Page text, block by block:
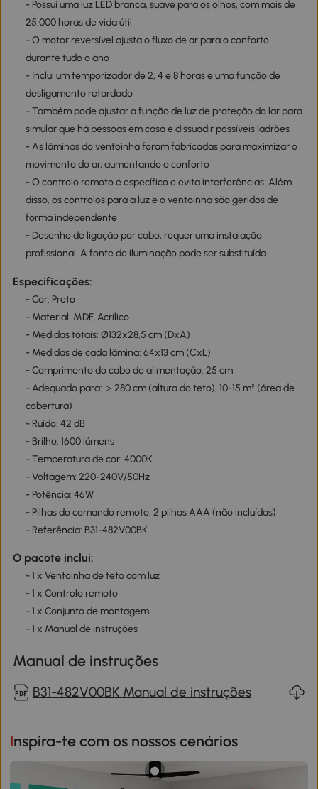
- Possui uma luz LED branca, suave para os olhos, com mais de
25.000 horas de vida útil
- O motor reversível ajusta o fluxo de ar para o conforto
durante tudo o ano
- Inclui um temporizador de 2, 4 e 8 horas e uma função de
desligamento retardado
- Também pode ajustar a função de luz de proteção do lar para
simular que há pessoas em casa e dissuadir possíveis ladrões
- As lâminas do ventoinha foram fabricadas para maximizar o
movimento do ar, aumentando o conforto
- O controlo remoto é específico e evita interferências. Além
disso, os controlos para a luz e o ventoinha são geridos de
forma independente
- Desenho de ligação por cabo, requer uma instalação
profissional. A fonte de iluminação pode ser substituída
Especificações:
- Cor: Preto
- Material: MDF, Acrílico
- Medidas totais: Ø132x28,5 cm (DxA)
- Medidas de cada lâmina: 64x13 cm (CxL)
- Comprimento do cabo de alimentação: 25 cm
- Adequado para: ＞280 cm (altura do teto), 10-15 m² (área de
cobertura)
- Ruído: 42 dB
- Brilho: 1600 lúmens
- Temperatura de cor: 4000K
- Voltagem: 220-240V/50Hz
- Potência: 46W
- Pilhas do comando remoto: 2 pilhas AAA (não incluídas)
- Referência: B31-482V00BK
O pacote inclui:
- 1 x Ventoinha de teto com luz
- 1 x Controlo remoto
- 1 x Conjunto de montagem
- 1 x Manual de instruções
Manual de instruções
B31-482V00BK Manual de instruções
Inspira-te com os nossos cenários